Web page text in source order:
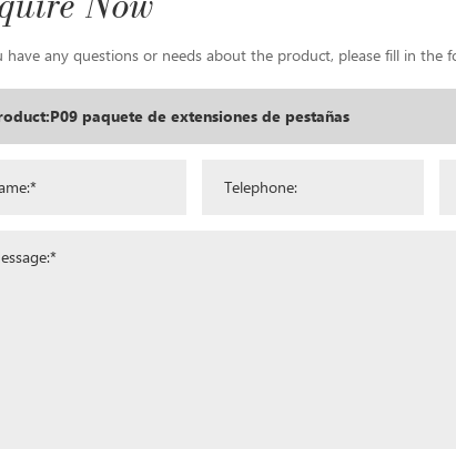
have any questions or needs about the product, please fill in the